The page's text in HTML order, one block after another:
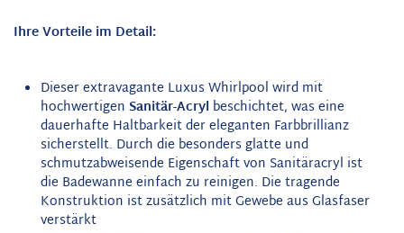
Ihre Vorteile im Detail:
Dieser extravagante Luxus Whirlpool wird mit
hochwertigen Sanitär-Acryl beschichtet, was eine
dauerhafte Haltbarkeit der eleganten Farbbrillianz
sicherstellt. Durch die besonders glatte und
schmutzabweisende Eigenschaft von Sanitäracryl ist
die Badewanne einfach zu reinigen. Die tragende
Konstruktion ist zusätzlich mit Gewebe aus Glasfaser
verstärkt